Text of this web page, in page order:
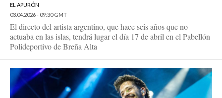
EL APURÓN
03.04.2026 - 09:30 GMT
El directo del artista argentino, que hace seis años que no
actuaba en las islas, tendrá lugar el día 17 de abril en el Pabellón
Polideportivo de Breña Alta